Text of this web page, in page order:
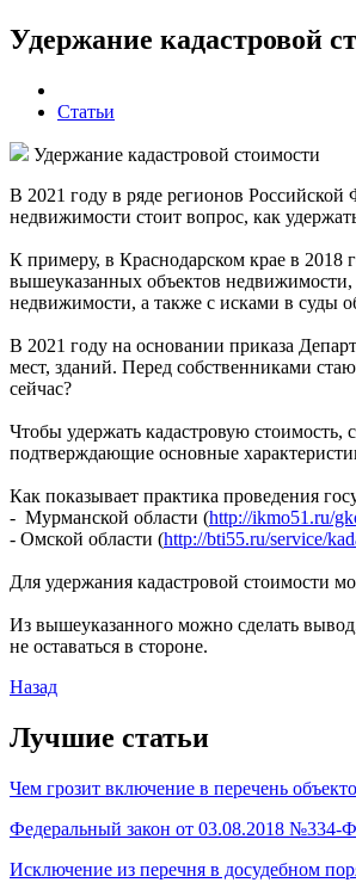
Удержание кадастровой
Статьи
Удержание кадастровой стоимости
В 2021 году в ряде регионов
недвижимости стоит вопрос, как
К примеру, в Краснодарском крае в 2018
вышеуказанных объектов недвижимости,
недвижимости, а также с исками в суды
В 2021 году на основании приказа
мест, зданий. Перед собственниками
сейчас?
Чтобы удержать кадастровую стоимость,
подтверждающие основные
Как показывает практика проведения
- Мурманской области (http://ikmo51.ru/
- Омской области (http://bti55.ru/service/
Для удержания кадастровой стоимости
Из вышеуказанного можно сделать
не оставаться в стороне.
Назад
Лучшие статьи
Чем грозит включение в перечень
Федеральный закон от 03.08.2018 №334-
Исключение из перечня в досудебном